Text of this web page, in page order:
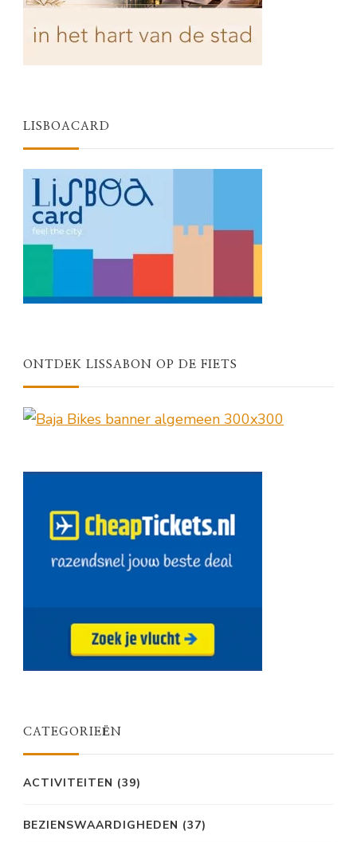
LISBOACARD
ONTDEK LISSABON OP DE FIETS
CATEGORIEËN
ACTIVITEITEN (39)
BEZIENSWAARDIGHEDEN (37)